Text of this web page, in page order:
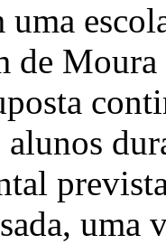
uma
de
alunos
uma